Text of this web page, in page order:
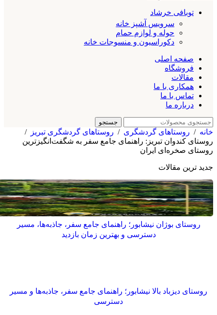
توبافی خرشاد
سرویس آشپز خانه
حوله و لوازم حمام
دکوراسیون و منسوجات خانه
صفحه اصلی
فروشگاه
مقالات
همکاری با ما
تماس با ما
درباره ما
جستجو
خانه / روستاهای گردشگری / روستاهای گردشگری تبریز
/
روستای کندوان تبریز: راهنمای جامع سفر به شگفت‌انگیزترین
روستای صخره‌ای ایران
جدید ترین مقالات
روستای بوژان نیشابور؛ راهنمای جامع سفر، جاذبه‌ها، مسیر
دسترسی و بهترین زمان بازدید
روستای دیزباد بالا نیشابور؛ راهنمای جامع سفر، جاذبه‌ها و مسیر
دسترسی